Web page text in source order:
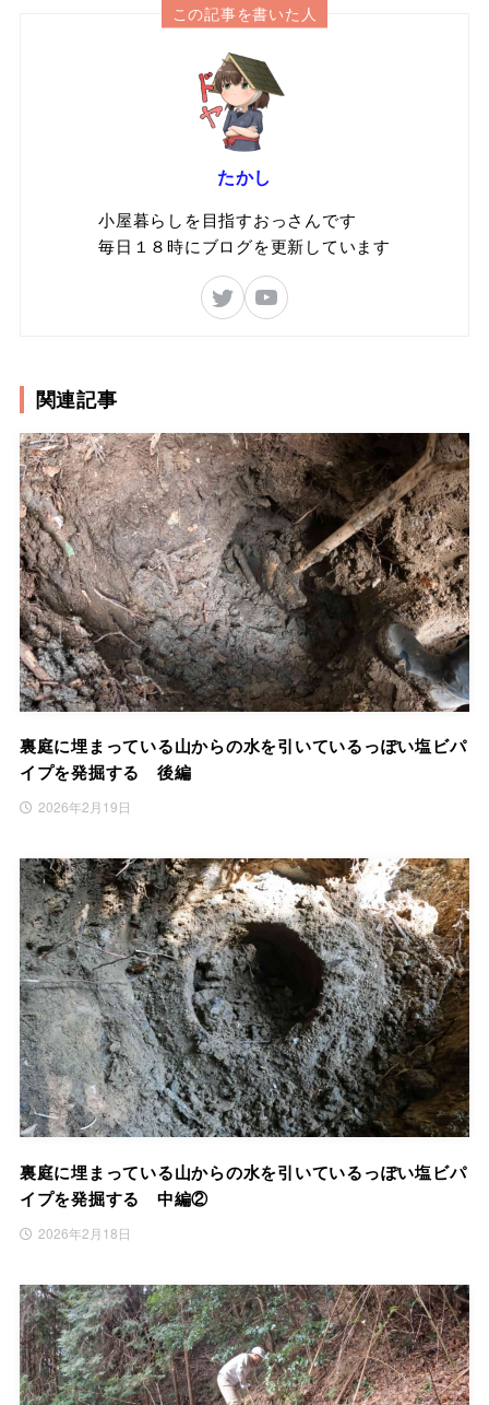
この記事を書いた人
たかし
小屋暮らしを目指すおっさんです
毎日１８時にブログを更新しています
関連記事
裏庭に埋まっている山からの水を引いているっぽい塩ビパ
イプを発掘する 後編
2026年2月19日
裏庭に埋まっている山からの水を引いているっぽい塩ビパ
イプを発掘する 中編②
2026年2月18日